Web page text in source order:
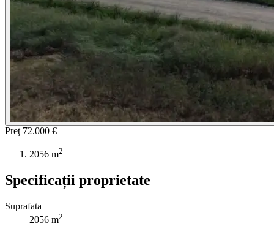
Preţ 72.000 €
2056 m2
Specificații proprietate
Suprafata
2056 m2